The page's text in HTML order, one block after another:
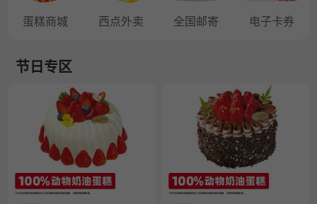
蛋糕商城 西点外卖 全国邮寄 电子卡券
节日专区